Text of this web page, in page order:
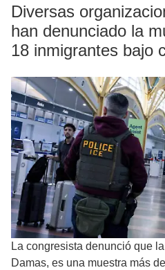
Diversas
han denunciado la
18 inmigrantes bajo
La congresista denunció que
Damas, es una muestra más